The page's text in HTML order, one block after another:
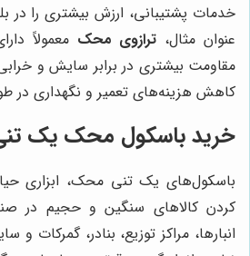
خدمات پشتیبانی، ارزش بیشتری را در
عنوان مثال، ترازوی محک معمولاً
مقاومت بیشتری در برابر سایش و
کاهش هزینه‌های تعمیر و نگهداری در
خرید باسکول محک یک
باسکول‌های یک تنی محک، ابزاری
کردن کالاهای سنگین و حجیم در
انبارها، مراکز توزیع، بنادر، گمرکات